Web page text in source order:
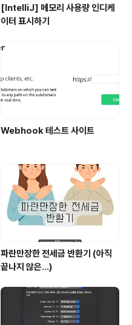
[IntelliJ] 메모리 사용량 인디케
이터 표시하기
Webhook 테스트 사이트
파란만장한 전세금 반환기 (아직
끝나지 않은...)